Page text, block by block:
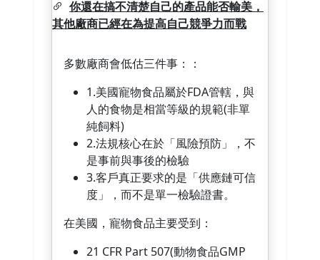
你還在搞不清楚自己的產品能否輸美，
其他廠商已經在為提高自己競爭力而戰
多數廠商會低估三件事：：
1.美國寵物食品屬於FDA管轄，與
人的食物是相當等級的規範(非單
純飼料)
2.法規核心在於「風險預防」，不
是事前與事後的檢驗
3.客戶真正要求的是「供應鏈可信
度」，而不是單一檢驗證書。
在美國，寵物食品主要受到：
21 CFR Part 507(動物食品GMP